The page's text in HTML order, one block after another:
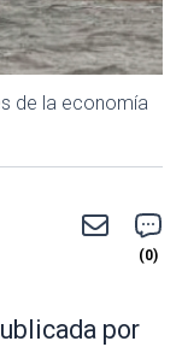
de la economía
por